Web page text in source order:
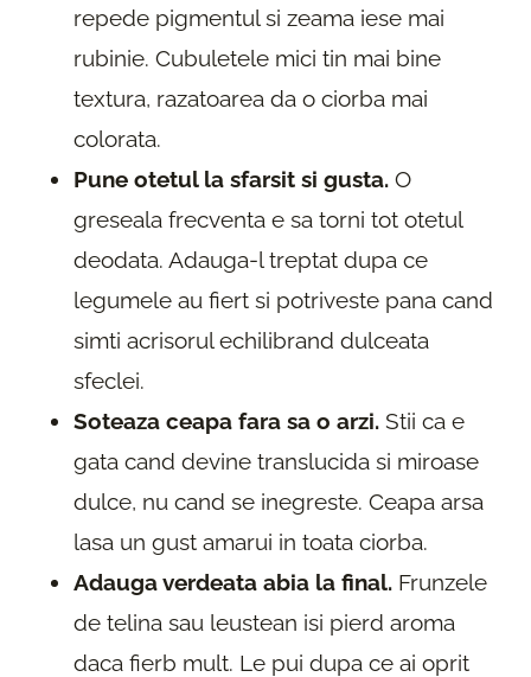
repede pigmentul si zeama iese mai
rubinie. Cubuletele mici tin mai bine
textura, razatoarea da o ciorba mai
colorata.
Pune otetul la sfarsit si gusta. O
greseala frecventa e sa torni tot otetul
deodata. Adauga-l treptat dupa ce
legumele au fiert si potriveste pana cand
simti acrisorul echilibrand dulceata
sfeclei.
Soteaza ceapa fara sa o arzi. Stii ca e
gata cand devine translucida si miroase
dulce, nu cand se inegreste. Ceapa arsa
lasa un gust amarui in toata ciorba.
Adauga verdeata abia la final. Frunzele
de telina sau leustean isi pierd aroma
daca fierb mult. Le pui dupa ce ai oprit